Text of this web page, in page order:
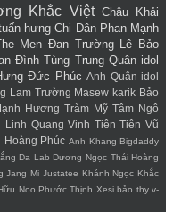
Khắc Việt Châu Khải
hưng Chi Dân Phan Mạnh
Men Đan Trường Lê Bảo
Đình Tùng Trung Quân idol
Đức Phúc Anh Quân idol
Lam Trường Masew karik Bảo
Hương Tràm Mỹ Tâm Ngô
Linh Quang Vinh Tiên Tiên Vũ
Hoàng Phúc Anh Khang Bigdaddy
Da Lab Dương Ngọc Thái Hoàng
Jang Mi Justatee Khánh Ngọc Khắc
Noo Phước Thịnh Xesi bảo thy v-